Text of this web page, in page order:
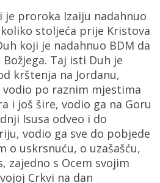
je proroka Izaiju nadahnuo
stoljeća prije Kristova
koji je nadahnuo BDM da
Taj isti Duh je
krštenja na Jordanu,
po raznim mjestima
i još šire, vodio ga na Goru
Isusa odveo i do
vodio ga sve do pobjede
o uskrsnuću, o uzašašću,
zajedno s Ocem svojim
Crkvi na dan